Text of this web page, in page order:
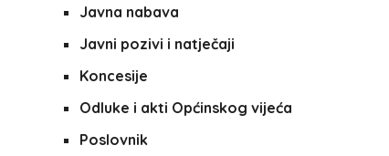
Javna nabava
Javni pozivi i natječaji
Koncesije
Odluke i akti Općinskog vijeća
Poslovnik